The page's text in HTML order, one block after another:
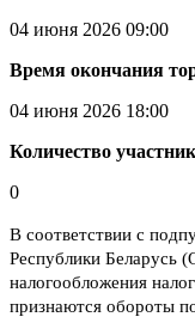
04 июня 2026 09:00
Время окончания
04 июня 2026 18:00
Количество
0
В соответствии с
Республики Беларусь
налогообложения
признаются обороты